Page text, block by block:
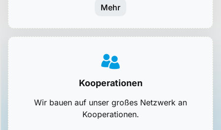
Mehr
Kooperationen
Wir bauen auf unser großes Netzwerk an
Kooperationen.